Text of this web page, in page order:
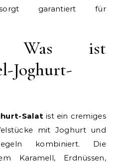
sorgt garantiert für
Was ist
Joghurt-
Salat ist ein cremiges
mit Joghurt und
kombiniert. Die
Karamell, Erdnüssen,